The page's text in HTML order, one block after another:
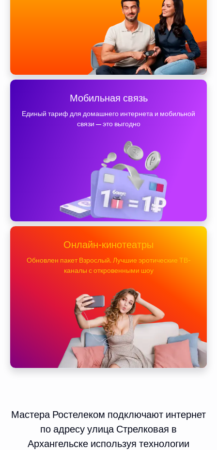
Мобильная связь
Единый тариф для домашнего интернета и мобильной
связи — это выгодно
Онлайн-кинотеатры
Обновлен пакет Взрослый. Лучшие эротические ТВ-
каналы с откровенными шоу
Мастера Ростелеком подключают интернет
по адресу улица Стрелковая в
Архангельске используя технологии